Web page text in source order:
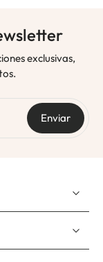
exclusivas,
Enviar